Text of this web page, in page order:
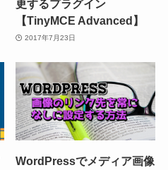
更するプラグイン
【TinyMCE Advanced】
2017年7月23日
WordPressでメディア画像